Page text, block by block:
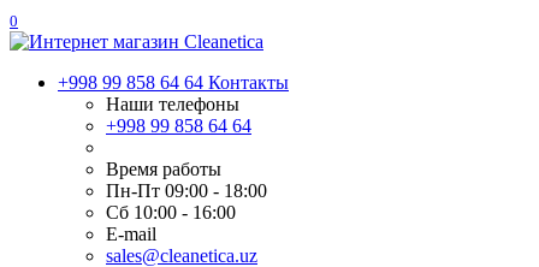
0
+998 99 858 64 64 Контакты
Наши телефоны
+998 99 858 64 64
Время работы
Пн-Пт 09:00 - 18:00
Сб 10:00 - 16:00
E-mail
sales@cleanetica.uz